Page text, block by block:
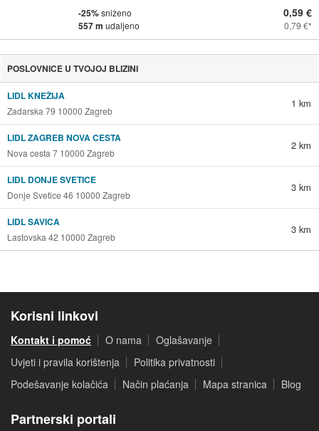
-25%sniženo
557 m udaljeno
0,59 €
0,79 €
POSLOVNICE U TVOJOJ BLIZINI
LIDL KNEŽIJA
Zadarska 79 10000 Zagreb
1 km
LIDL ZAGREB NOVA CESTA
Nova cesta 7 10000 Zagreb
2 km
LIDL DONJE SVETICE
Donje Svetice 46 10000 Zagreb
3 km
LIDL SAVICA
Lastovska 42 10000 Zagreb
3 km
Korisni linkovi
Kontakt i pomoć O nama
Oglašavanje
Uvjeti i pravila korištenja
Politika privatnosti
Podešavanje kolačića
Način plaćanja Mapa stranica Blog
Partnerski portali